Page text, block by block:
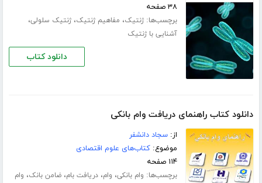
۳۸ صفحه
برچسب‌ها:ژنتیک، مفاهیم ژنتیک،ژنتیک سلولی،
آشنایی با ژنتیک
دانلود کتاب
دانلود کتاب راهنمای دریافت وام بانکی
از:سجاد دانشفر
موضوع:کتاب‌های علوم اقتصادی
۱۱۴ صفحه
برچسب‌ها: وام بانکی، وام،دریافت بام،ضامن بانک، وام